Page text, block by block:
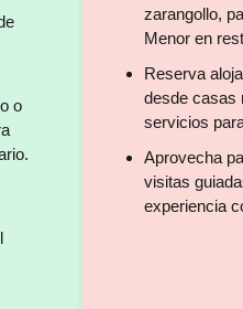
o
zarangollo,
Menor en
Reserva
desde casas
servicios
Aprovecha
visitas
experiencia